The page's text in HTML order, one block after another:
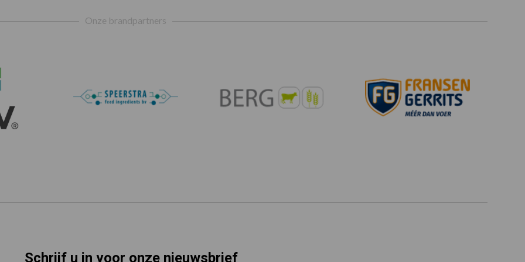
Onze brandpartners
Schrijf u in voor onze nieuwsbrief